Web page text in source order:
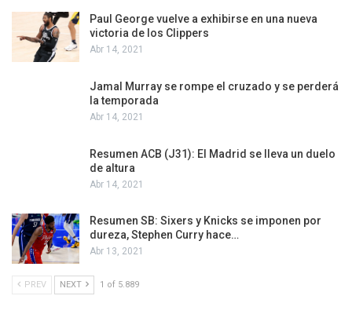
Paul George vuelve a exhibirse en una nueva
victoria de los Clippers
Abr 14, 2021
Jamal Murray se rompe el cruzado y se perderá
la temporada
Abr 14, 2021
Resumen ACB (J31): El Madrid se lleva un duelo
de altura
Abr 14, 2021
Resumen SB: Sixers y Knicks se imponen por
dureza, Stephen Curry hace…
Abr 13, 2021
PREV NEXT 1 of 5.889